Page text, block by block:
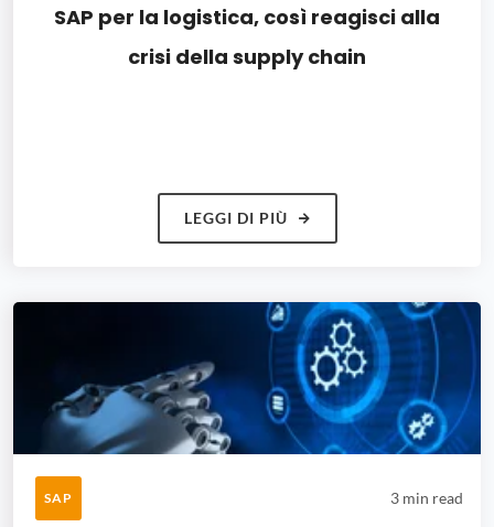
SAP per la logistica, così reagisci alla
crisi della supply chain
LEGGI DI PIÙ
SAP 3 min read